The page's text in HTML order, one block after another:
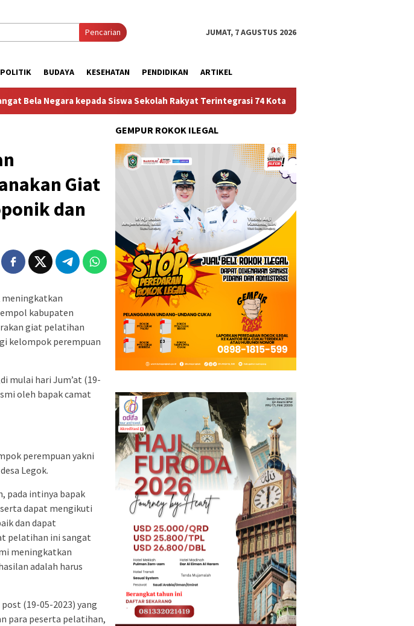
Pencarian JUMAT, 7 AGUSTUS 2026
POLITIK BUDAYA KESEHATAN PENDIDIKAN ARTIKEL
kepada Siswa Sekolah Rakyat Terintegrasi 74 Kota Tual Ruas Jalan Bangil – Sukorejo
Giat
dan
meningkatkan
kabupaten
giat pelatihan
kelompok perempuan
mulai hari Jum’at (19-
oleh bapak camat
perempuan yakni
Legok.
pada intinya bapak
dapat mengikuti
dan dapat
pelatihan ini sangat
meningkatkan
adalah harus
(19-05-2023) yang
para peserta pelatihan,
GEMPUR ROKOK ILEGAL